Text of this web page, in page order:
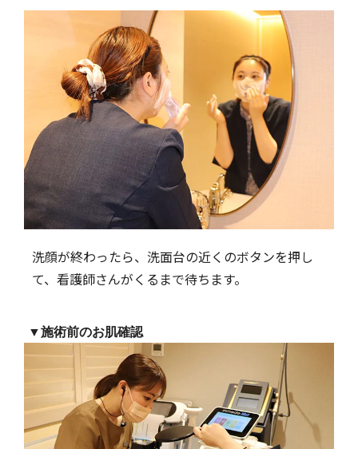
洗顔が終わったら、洗面台の近くのボタンを押し
て、看護師さんがくるまで待ちます。
▼施術前のお肌確認